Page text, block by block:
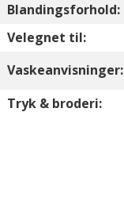
Blandingsforhold:
Velegnet til:
Vaskeanvisninger:
Tryk & broderi: